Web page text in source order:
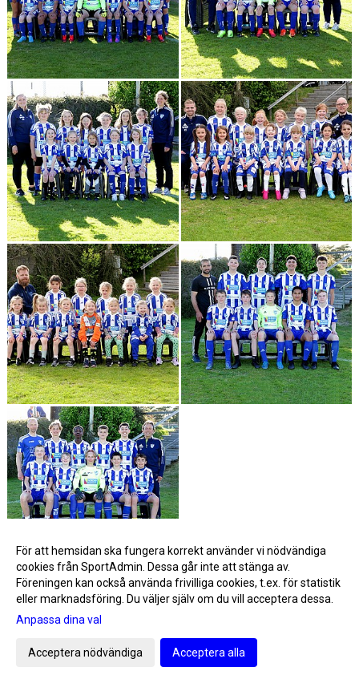
Visa fler bilder >>
Dam, F08/09, F10/11, F12, F13/14, F15/16, F17, P07, P08, P09, P10, P11, P12,
P13, P14, P15, P16, P17, Herr A, Herr U
För att hemsidan ska fungera korrekt använder vi nödvändiga
cookies från SportAdmin. Dessa går inte att stänga av.
Föreningen kan också använda frivilliga cookies, t.ex. för statistik
eller marknadsföring. Du väljer själv om du vill acceptera dessa.
Anpassa dina val
Acceptera nödvändiga Acceptera alla